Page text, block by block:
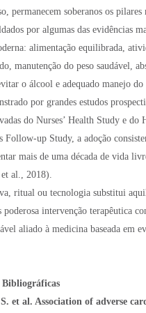
permanecem soberanos os pilares
por algumas das evidências
alimentação equilibrada,
manutenção do peso saudável,
o álcool e adequado manejo do
por grandes estudos
do Nurses’ Health Study e do
Follow-up Study, a adoção
mais de uma década de vida
al., 2018).
ritual ou tecnologia substitui
poderosa intervenção terapêutica
aliado à medicina baseada em
Bibliográficas
et al. Association of adverse